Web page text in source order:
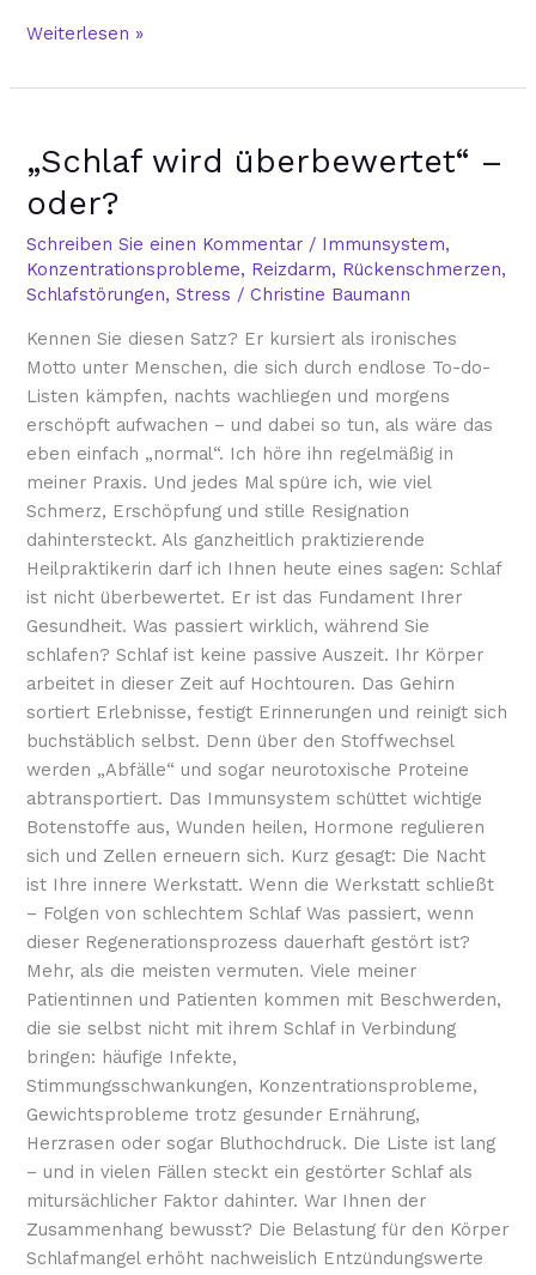
Weiterlesen »
„Schlaf wird überbewertet“ –
oder?
Schreiben Sie einen Kommentar / Immunsystem,
Konzentrationsprobleme, Reizdarm, Rückenschmerzen,
Schlafstörungen,Stress /Christine Baumann
Kennen Sie diesen Satz? Er kursiert als ironisches
Motto unter Menschen, die sich durch endlose To-do-
Listen kämpfen, nachts wachliegen und morgens
erschöpft aufwachen – und dabei so tun, als wäre das
eben einfach „normal“. Ich höre ihn regelmäßig in
meiner Praxis. Und jedes Mal spüre ich, wie viel
Schmerz, Erschöpfung und stille Resignation
dahintersteckt. Als ganzheitlich praktizierende
Heilpraktikerin darf ich Ihnen heute eines sagen: Schlaf
ist nicht überbewertet. Er ist das Fundament Ihrer
Gesundheit. Was passiert wirklich, während Sie
schlafen? Schlaf ist keine passive Auszeit. Ihr Körper
arbeitet in dieser Zeit auf Hochtouren. Das Gehirn
sortiert Erlebnisse, festigt Erinnerungen und reinigt sich
buchstäblich selbst. Denn über den Stoffwechsel
werden „Abfälle“ und sogar neurotoxische Proteine
abtransportiert. Das Immunsystem schüttet wichtige
Botenstoffe aus, Wunden heilen, Hormone regulieren
sich und Zellen erneuern sich. Kurz gesagt: Die Nacht
ist Ihre innere Werkstatt. Wenn die Werkstatt schließt
– Folgen von schlechtem Schlaf Was passiert, wenn
dieser Regenerationsprozess dauerhaft gestört ist?
Mehr, als die meisten vermuten. Viele meiner
Patientinnen und Patienten kommen mit Beschwerden,
die sie selbst nicht mit ihrem Schlaf in Verbindung
bringen: häufige Infekte,
Stimmungsschwankungen, Konzentrationsprobleme,
Gewichtsprobleme trotz gesunder Ernährung,
Herzrasen oder sogar Bluthochdruck. Die Liste ist lang
– und in vielen Fällen steckt ein gestörter Schlaf als
mitursächlicher Faktor dahinter. War Ihnen der
Zusammenhang bewusst? Die Belastung für den Körper
Schlafmangel erhöht nachweislich Entzündungswerte
wird
überbewertet“
–
oder?